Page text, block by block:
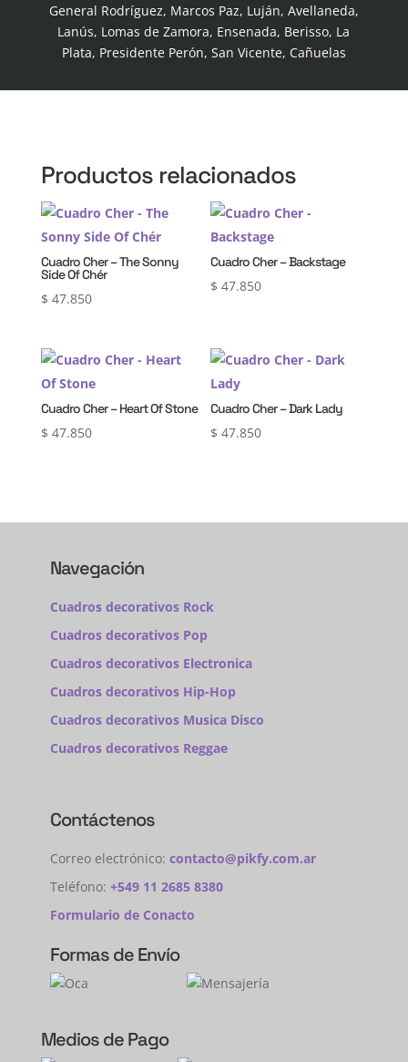
General Rodríguez, Marcos Paz, Luján, Avellaneda,
Lanús, Lomas de Zamora, Ensenada, Berisso, La
Plata, Presidente Perón, San Vicente, Cañuelas
Productos relacionados
Cuadro Cher – The Sonny
Side Of Chér
$ 47.850
Cuadro Cher – Backstage
$ 47.850
Cuadro Cher – Heart Of Stone
$ 47.850
Cuadro Cher – Dark Lady
$ 47.850
Navegación
Cuadros decorativos Rock
Cuadros decorativos Pop
Cuadros decorativos Electronica
Cuadros decorativos Hip-Hop
Cuadros decorativos Musica Disco
Cuadros decorativos Reggae
Contáctenos
Correo electrónico: contacto@pikfy.com.ar
Teléfono: +549 11 2685 8380
Formulario de Conacto
Formas de Envío
Medios de Pago